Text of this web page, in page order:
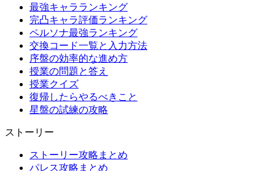
最強キャラランキング
完凸キャラ評価ランキング
ペルソナ最強ランキング
交換コード一覧と入力方法
序盤の効率的な進め方
授業の問題と答え
授業クイズ
復帰したらやるべきこと
星盤の試練の攻略
ストーリー
ストーリー攻略まとめ
パレス攻略まとめ